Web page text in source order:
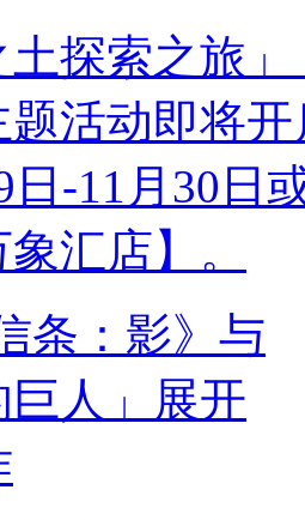
土探索之旅
题活动即将
日-11月30日
汇店】。